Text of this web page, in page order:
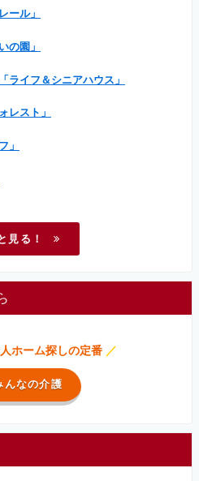
ール」
の園」
ライフ＆シニアハウス」
レスト」
」
見る！
ホーム探しの定番 ／
んなの介護